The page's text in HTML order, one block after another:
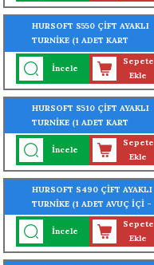
HURSOFT S550 ÇİFT AYAKLI
TURNİKE (1 ADET KART
OKUYUCU TURNİKEYE
MONTELİ)
İncele
Sepete
Ekle
HURSOFT S510 ÇİFT AYAKLI
TURNİKE (1 ADET KART
OKUYUCU TURNİKEYE
MONTELİ)
İncele
Sepete
Ekle
HURSOFT S490 ÇİFT AYAKLI
TURNİKE (1 ADET AVUÇ İÇİ -
PARMAK İZİ OKUYUCU
TURNİKEYE MONTELİ)
İncele
Sepete
Ekle